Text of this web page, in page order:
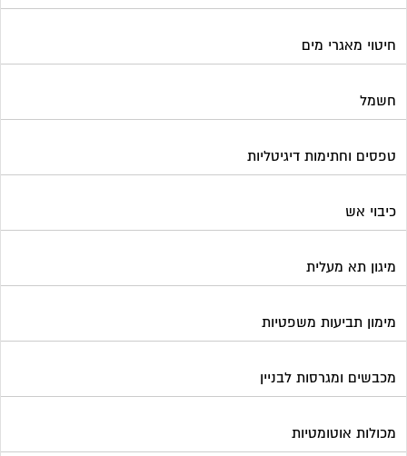
חיטוי מאגרי מים
חשמל
טפסים וחתימות דיגיטליות
כיבוי אש
מיגון תא מעלית
מימון תביעות משפטיות
מכבשים ומגרסות לבניין
מכולות אוטומטיות